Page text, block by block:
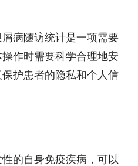
病随访统计是一项需要
作时需要科学合理地安
护患者的隐私和个人信
的自身免疫疾病，可以